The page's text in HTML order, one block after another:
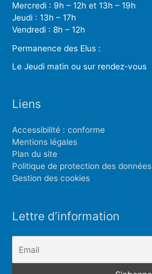
Mercredi : 9h – 12h et 13h – 19h
Jeudi : 13h – 17h
Vendredi : 8h – 12h
Permanence des Elus :
Le Jeudi matin ou sur rendez-vous
Liens
Accessibilité : conforme
Mentions légales
Plan du site
Politique de protection des données
Gestion des cookies
Lettre d’information